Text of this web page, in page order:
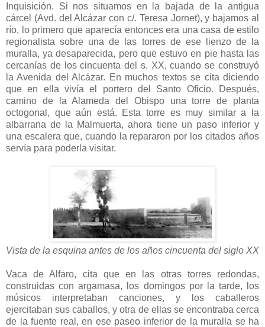
Inquisición. Si nos situamos en la bajada de la antigua
cárcel (Avd. del Alcázar con c/. Teresa Jornet), y bajamos al
río, lo primero que aparecía entonces era una casa de estilo
regionalista sobre una de las torres de ese lienzo de la
muralla, ya desaparecida, pero que estuvo en pie hasta las
cercanías de los cincuenta del s. XX, cuando se construyó
la Avenida del Alcázar. En muchos textos se cita diciendo
que en ella vivía el portero del Santo Oficio. Después,
camino de la Alameda del Obispo una torre de planta
octogonal, que aún está. Esta torre es muy similar a la
albarrana de la Malmuerta, ahora tiene un paso inferior y
una escalera que, cuando la repararon por los citados años
servía para poderla visitar.
Vista de la esquina antes de los años cincuenta del siglo XX
Vaca de Alfaro, cita que en las otras torres redondas,
construidas con argamasa, los domingos por la tarde, los
músicos interpretaban canciones, y los caballeros
ejercitaban sus caballos, y otra de ellas se encontraba cerca
de la fuente real, en ese paseo inferior de la muralla se ha